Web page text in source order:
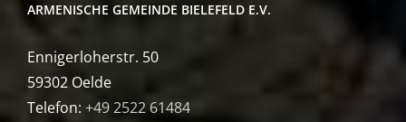
ARMENISCHE GEMEINDE BIELEFELD E.V.
Ennigerloherstr. 50
59302 Oelde
Telefon: +49 2522 61484